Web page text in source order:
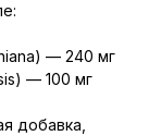
— 240 мг
— 100 мг
добавка,